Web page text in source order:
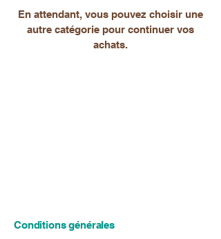
En attendant, vous pouvez choisir une
autre catégorie pour continuer vos
achats.
Conditions générales